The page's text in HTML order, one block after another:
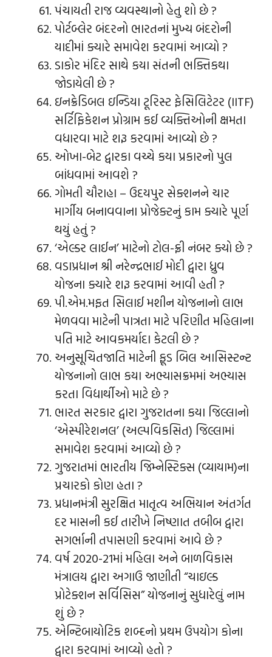
પંચાયતી રાજ વ્યવસ્થાનો હેતુ શો છે ?
પોર્ટબ્લેર બંદરનો ભારતનાં મુખ્ય બંદરોની
યાદીમાં ક્યારે સમાવેશ કરવામાં આવ્યો ?
ડાકોર મંદિર સાથે કયા સંતની ભક્તિકથા
જોડાયેલી છે ?
ઇનક્રેડિબલ ઇન્ડિયા ટૂરિસ્ટ ફેસિલિટેટર (IITF)
સર્ટિફિકેશન પ્રોગ્રામ કઈ વ્યક્તિઓની ક્ષમતા
વધારવા માટે શરૂ કરવામાં આવ્યો છે ?
ઓખા-બેટ દ્વારકા વચ્ચે કયા પ્રકારનો પુલ
બાંધવામાં આવશે ?
ગોમતી ચૌરાહા – ઉદયપુર સેક્શનને ચાર
માર્ગીય બનાવવાના પ્રોજેક્ટનું કામ ક્યારે પૂર્ણ
થયું હતું ?
‘એલ્ડર લાઈન’ માટેનો ટોલ-ફ્રી નંબર ક્યો છે ?
વડાપ્રધાન શ્રી નરેન્દ્રભાઈ મોદી દ્વારા ધ્રુવ
યોજના ક્યારે શરૂ કરવામાં આવી હતી ?
પી.એમ.મફત સિલાઈ મશીન યોજનાનો લાભ
મેળવવા માટેની પાત્રતા માટે પરિણીત મહિલાના
પતિ માટે આવકમર્યાદા કેટલી છે ?
અનુસૂચિતજાતિ માટેની ફૂડ બિલ આસિસ્ટન્ટ
યોજનાનો લાભ કયા અભ્યાસક્રમમાં અભ્યાસ
કરતા વિદ્યાર્થીઓ માટે છે ?
ભારત સરકાર દ્વારા ગુજરાતના કયા જિલ્લાનો
‘એસ્પીરેશનલ’ (અલ્પવિકસિત) જિલ્લામાં
સમાવેશ કરવામાં આવ્યો છે ?
ગુજરાતમાં ભારતીય જિમ્નેસ્ટિક્સ (વ્યાયામ)ના
પ્રચારકો કોણ હતા ?
પ્રધાનમંત્રી સુરક્ષિત માતૃત્વ અભિયાન અંતર્ગત
દર માસની કઈ તારીખે નિષ્ણાત તબીબ દ્વારા
સગર્ભાની તપાસણી કરવામાં આવે છે ?
વર્ષ 2020-21માં મહિલા અને બાળવિકાસ
મંત્રાલય દ્વારા અગાઉ જાણીતી “ચાઇલ્ડ
પ્રોટેક્શન સર્વિસિસ” યોજનાનું સુધારેલું નામ
શું છે ?
એન્ટિબાયોટિક શબ્દનો પ્રથમ ઉપયોગ કોના
દ્વારા કરવામાં આવ્યો હતો ?